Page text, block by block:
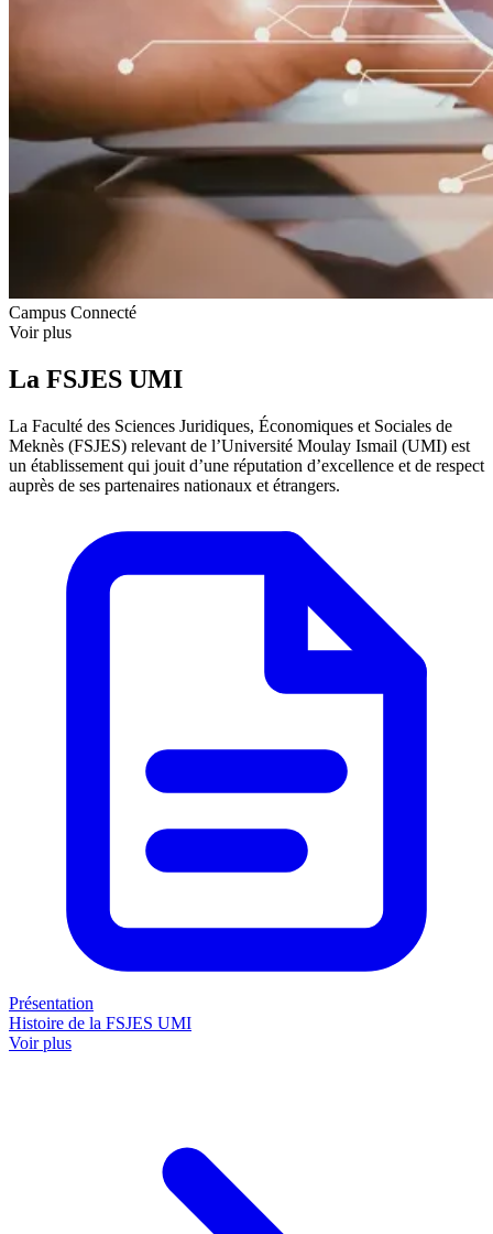
Campus Connecté
Voir plus
La FSJES UMI
La Faculté des Sciences Juridiques, Économiques et Sociales de
Meknès (FSJES) relevant de l’Université Moulay Ismail (UMI) est
un établissement qui jouit d’une réputation d’excellence et de respect
auprès de ses partenaires nationaux et étrangers.
Présentation
Histoire de la FSJES UMI
Voir plus